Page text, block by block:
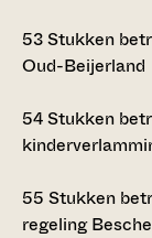
53Stukken
Oud-Beijerland
54Stukken
55 Stukken
regeling